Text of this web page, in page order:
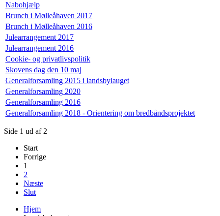
Nabohjælp
Brunch i Mølleåhaven 2017
Brunch i Mølleåhaven 2016
Julearrangement 2017
Julearrangement 2016
Cookie- og privatlivspolitik
Skovens dag den 10 maj
Generalforsamling 2015 i landsbylauget
Generalforsamling 2020
Generalforsamling 2016
Generalforsamling 2018 - Orientering om bredbåndsprojektet
Side 1 ud af 2
Start
Forrige
1
2
Næste
Slut
Hjem